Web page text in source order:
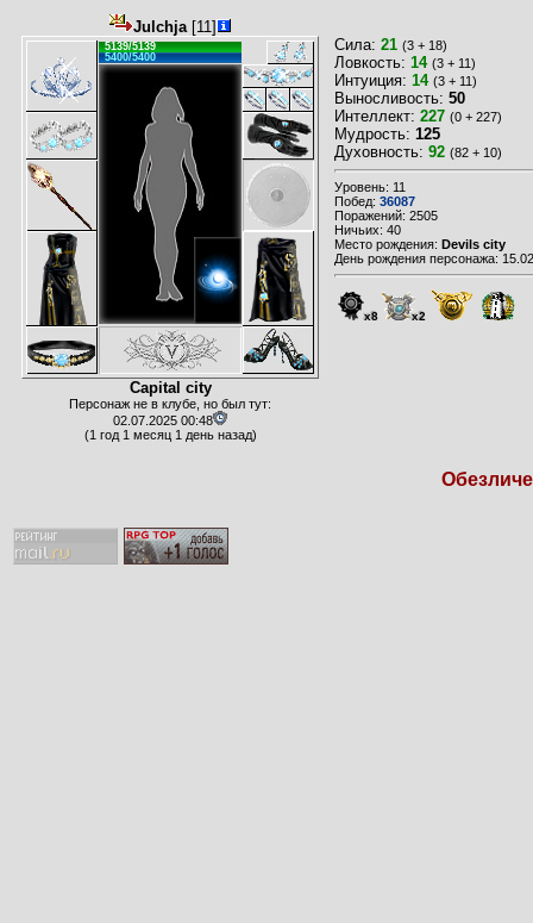
Julchja[11]
5139/5139
5400/5400
Capital city
Персонаж не в клубе, но был тут:
02.07.2025 00:48
(1 год 1 месяц 1 день назад)
Сила: 21 (3 + 18)
Ловкость: 14 (3 + 11)
Интуиция: 14 (3 + 11)
Выносливость: 50
Интеллект: 227 (0 + 227)
Мудрость: 125
Духовность: 92 (82 + 10)
Уровень: 11
Побед: 36087
Поражений: 2505
Ничьих: 40
Место рождения: Devils city
День рождения персонажа:
x8 x2